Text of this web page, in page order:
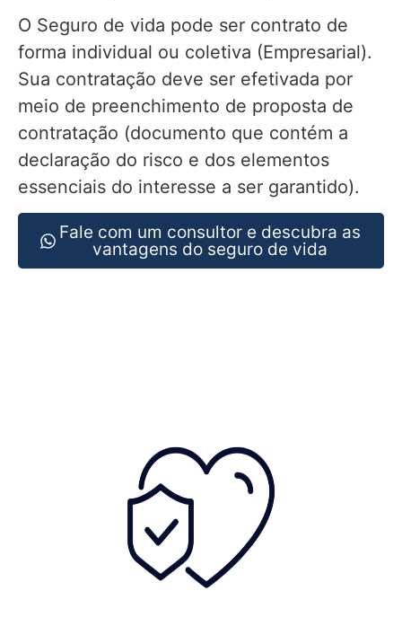
O Seguro de vida pode ser contrato de
forma individual ou coletiva (Empresarial).
Sua contratação deve ser efetivada por
meio de preenchimento de proposta de
contratação (documento que contém a
declaração do risco e dos elementos
essenciais do interesse a ser garantido).
Fale com um consultor e descubra as
vantagens do seguro de vida